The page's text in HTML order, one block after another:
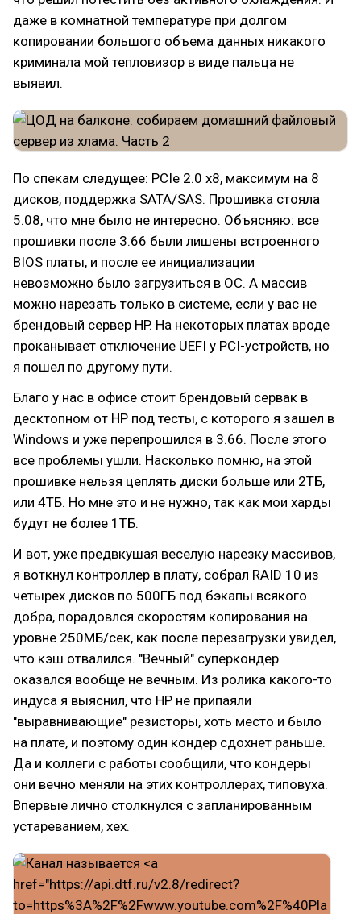
даже в комнатной температуре при долгом
копировании большого объема данных никакого
криминала мой тепловизор в виде пальца не
выявил.
По спекам следущее: PCIe 2.0 x8, максимум на 8
дисков, поддержка SATA/SAS. Прошивка стояла
5.08, что мне было не интересно. Объясняю: все
прошивки после 3.66 были лишены встроенного
BIOS платы, и после ее инициализации
невозможно было загрузиться в ОС. А массив
можно нарезать только в системе, если у вас не
брендовый сервер HP. На некоторых платах вроде
проканывает отключение UEFI у PCI-устройств, но
я пошел по другому пути.
Благо у нас в офисе стоит брендовый сервак в
десктопном от HP под тесты, с которого я зашел в
Windows и уже перепрошился в 3.66. После этого
все проблемы ушли. Насколько помню, на этой
прошивке нельзя цеплять диски больше или 2ТБ,
или 4ТБ. Но мне это и не нужно, так как мои харды
будут не более 1ТБ.
И вот, уже предвкушая веселую нарезку массивов,
я воткнул контроллер в плату, собрал RAID 10 из
четырех дисков по 500ГБ под бэкапы всякого
добра, порадовлся скоростям копирования на
уровне 250МБ/сек, как после перезагрузки увидел,
что кэш отвалился. "Вечный" суперкондер
оказался вообще не вечным. Из ролика какого-то
индуса я выяснил, что HP не припаяли
"выравнивающие" резисторы, хоть место и было
на плате, и поэтому один кондер сдохнет раньше.
Да и коллеги с работы сообщили, что кондеры
они вечно меняли на этих контроллерах, типовуха.
Впервые лично столкнулся с запланированным
устареванием, хех.